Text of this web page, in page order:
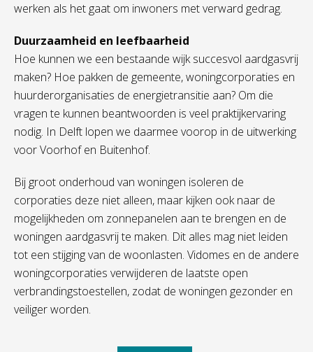
werken als het gaat om inwoners met verward gedrag.
Duurzaamheid en leefbaarheid
Hoe kunnen we een bestaande wijk succesvol aardgasvrij
maken? Hoe pakken de gemeente, woningcorporaties en
huurderorganisaties de energietransitie aan? Om die
vragen te kunnen beantwoorden is veel praktijkervaring
nodig. In Delft lopen we daarmee voorop in de uitwerking
voor Voorhof en Buitenhof.
Bij groot onderhoud van woningen isoleren de
corporaties deze niet alleen, maar kijken ook naar de
mogelijkheden om zonnepanelen aan te brengen en de
woningen aardgasvrij te maken. Dit alles mag niet leiden
tot een stijging van de woonlasten. Vidomes en de andere
woningcorporaties verwijderen de laatste open
verbrandingstoestellen, zodat de woningen gezonder en
veiliger worden.